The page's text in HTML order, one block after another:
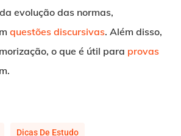
evolução das normas,
questões discursivas. Além disso,
o que é útil para provas
Dicas De Estudo